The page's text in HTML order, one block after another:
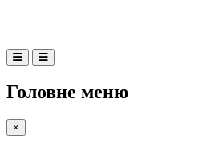
Головне меню
×